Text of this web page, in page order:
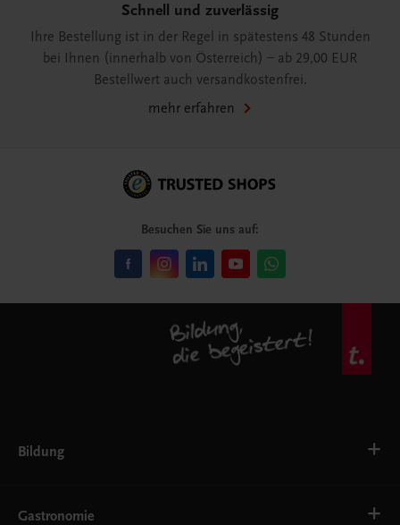
Schnell und zuverlässig
Ihre Bestellung ist in der Regel in spätestens 48 Stunden
bei Ihnen (innerhalb von Österreich) – ab 29,00 EUR
Bestellwert auch versandkostenfrei.
mehr erfahren
Besuchen Sie uns auf:
Bildung
AHS
Gastronomie